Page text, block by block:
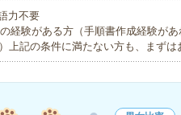
力不要
経験がある方（手順書作成経験が
上記の条件に満たない方も、まず